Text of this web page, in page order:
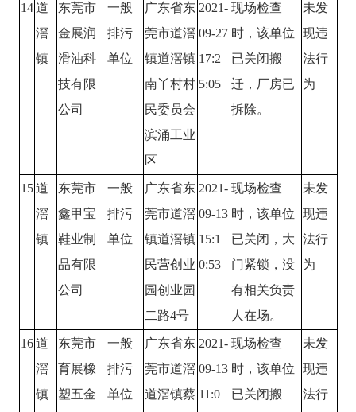
14 道
滘
镇
东莞市
金展润
滑油科
技有限
公司
一般
排污
单位
广东省东
莞市道滘
镇道滘镇
南丫村村
民委员会
滨涌工业
区
2021-
09-27
17:2
5:05
现场检查
时，该单位
已关闭搬
迁，厂房已
拆除。
未发
现违
法行
为
15 道
滘
镇
东莞市
鑫甲宝
鞋业制
品有限
公司
一般
排污
单位
广东省东
莞市道滘
镇道滘镇
民营创业
园创业园
二路4号
2021-
09-13
15:1
0:53
现场检查
时，该单位
已关闭，大
门紧锁，没
有相关负责
人在场。
未发
现违
法行
为
16 道
滘
镇
东莞市
育展橡
塑五金
一般
排污
单位
广东省东
莞市道滘
道滘镇蔡
2021-
09-13
11:0
现场检查
时，该单位
已关闭搬
未发
现违
法行